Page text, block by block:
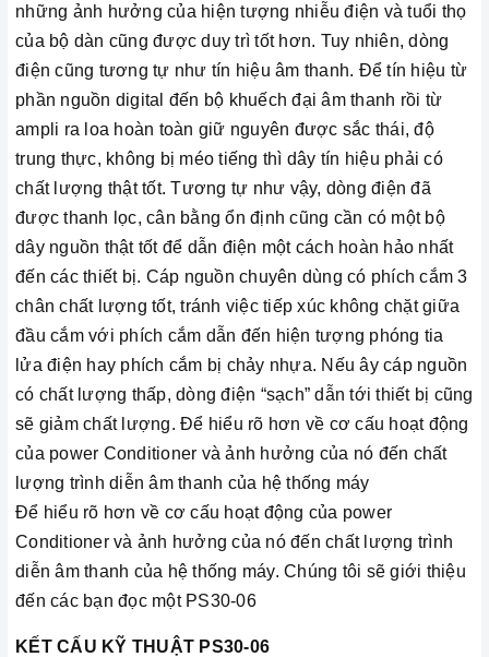
những ảnh hưởng của hiện tượng nhiễu điện và tuổi thọ
của bộ dàn cũng được duy trì tốt hơn. Tuy nhiên, dòng
điện cũng tương tự như tín hiệu âm thanh. Để tín hiệu từ
phần nguồn digital đến bộ khuếch đại âm thanh rồi từ
ampli ra loa hoàn toàn giữ nguyên được sắc thái, độ
trung thực, không bị méo tiếng thì dây tín hiệu phải có
chất lượng thật tốt. Tương tự như vậy, dòng điện đã
được thanh lọc, cân bằng ổn định cũng cần có một bộ
dây nguồn thật tốt để dẫn điện một cách hoàn hảo nhất
đến các thiết bị. Cáp nguồn chuyên dùng có phích cắm 3
chân chất lượng tốt, tránh việc tiếp xúc không chặt giữa
đầu cắm với phích cắm dẫn đến hiện tượng phóng tia
lửa điện hay phích cắm bị chảy nhựa. Nếu ây cáp nguồn
có chất lượng thấp, dòng điện “sạch” dẫn tới thiết bị cũng
sẽ giảm chất lượng. Để hiểu rõ hơn về cơ cấu hoạt động
của power Conditioner và ảnh hưởng của nó đến chất
lượng trình diễn âm thanh của hệ thống máy
Để hiểu rõ hơn về cơ cấu hoạt động của power
Conditioner và ảnh hưởng của nó đến chất lượng trình
diễn âm thanh của hệ thống máy. Chúng tôi sẽ giới thiệu
đến các bạn đọc một PS30-06
KẾT CẤU KỸ THUẬT PS30-06